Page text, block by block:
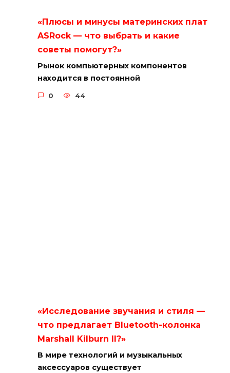
«Плюсы и минусы материнских плат
ASRock — что выбрать и какие
советы помогут?»
Рынок компьютерных компонентов
находится в постоянной
0 44
«Исследование звучания и стиля —
что предлагает Bluetooth-колонка
Marshall Kilburn II?»
В мире технологий и музыкальных
аксессуаров существует